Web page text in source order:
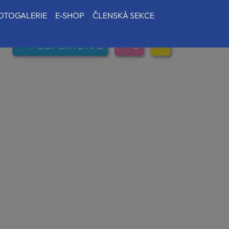
E-SHOP ČLENSKÁ SEKCE
PODPOŘTE NÁS 0